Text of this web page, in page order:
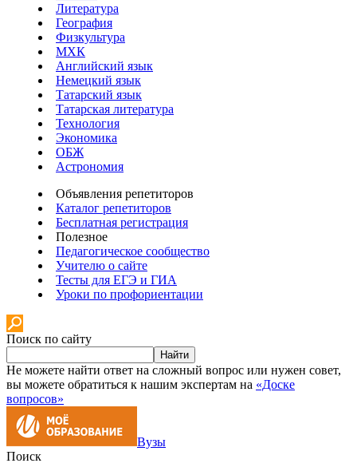
Литература
География
Физкультура
МХК
Английский язык
Немецкий язык
Татарский язык
Татарская литература
Технология
Экономика
ОБЖ
Астрономия
Объявления репетиторов
Каталог репетиторов
Бесплатная регистрация
Полезное
Педагогическое сообщество
Учителю о сайте
Тесты для ЕГЭ и ГИА
Уроки по профориентации
Поиск по сайту
Найти
Не можете найти ответ на сложный вопрос или нужен совет,
вы можете обратиться к нашим экспертам на «Доске
вопросов»
Вузы
Поиск